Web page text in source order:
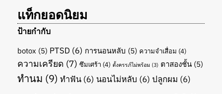
แท็กยอดนิยม
ป้ายกำกับ
botox (5) PTSD (6) การนอนหลับ (5) ความจำเสื่อม (4)
ความเครียด (7) ซึมเศร้า (4) ตั้งครรภ์ไม่พร้อม (3) ตาสองชั้น (5)
ทำนม (9) ทำฟัน (6) นอนไม่หลับ (6) ปลูกผม (6)